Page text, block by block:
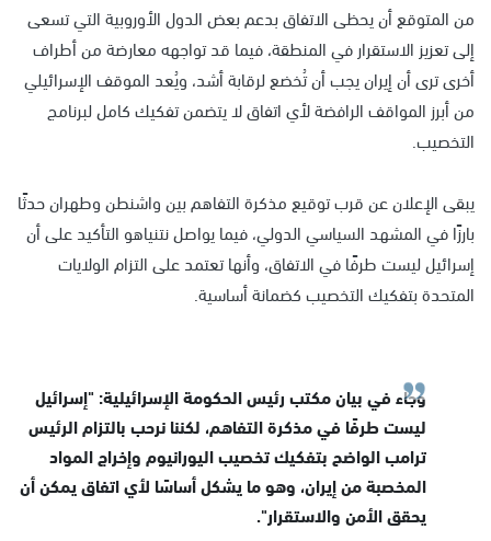
من المتوقع أن يحظى الاتفاق بدعم بعض الدول الأوروبية التي تسعى
إلى تعزيز الاستقرار في المنطقة، فيما قد تواجهه معارضة من أطراف
أخرى ترى أن إيران يجب أن تُخضع لرقابة أشد، ويُعد الموقف الإسرائيلي
من أبرز المواقف الرافضة لأي اتفاق لا يتضمن تفكيك كامل لبرنامج
التخصيب.
يبقى الإعلان عن قرب توقيع مذكرة التفاهم بين واشنطن وطهران حدثًا
بارزًا في المشهد السياسي الدولي، فيما يواصل نتنياهو التأكيد على أن
إسرائيل ليست طرفًا في الاتفاق، وأنها تعتمد على التزام الولايات
المتحدة بتفكيك التخصيب كضمانة أساسية.
وجاء في بيان مكتب رئيس الحكومة الإسرائيلية: "إسرائيل
ليست طرفًا في مذكرة التفاهم، لكننا نرحب بالتزام الرئيس
ترامب الواضح بتفكيك تخصيب اليورانيوم وإخراج المواد
المخصبة من إيران، وهو ما يشكل أساسًا لأي اتفاق يمكن أن
يحقق الأمن والاستقرار".